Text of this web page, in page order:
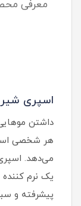
معرفی
اسپری شیر
داشتن
هر شخصی
می‌دهد.
یک نرم‌
پیشرفته و